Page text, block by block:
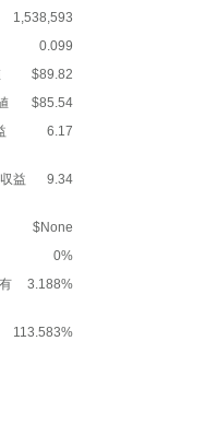
1,538,593
0.099
$89.82
$85.54
6.17
益
9.34
$None
0%
3.188%
113.583%